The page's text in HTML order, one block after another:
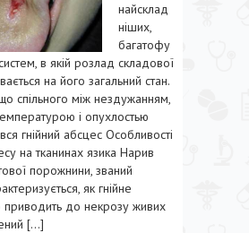
найсклад
ніших,
багатофу
в якій розлад складової
на його загальний стан.
спільного між нездужанням,
і опухлостью
гнійний абсцес Особливості
на тканинах язика Нарив
порожнини, званий
як гнійне
приводить до некрозу живих
[…]